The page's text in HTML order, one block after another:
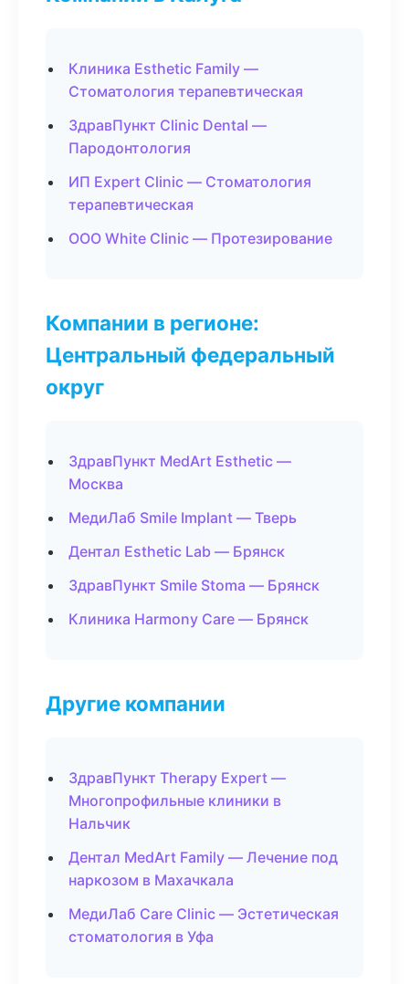
Клиника Esthetic Family —
Стоматология терапевтическая
ЗдравПункт Clinic Dental —
Пародонтология
ИП Expert Clinic — Стоматология
терапевтическая
ООО White Clinic — Протезирование
Компании в регионе:
Центральный федеральный
округ
ЗдравПункт MedArt Esthetic —
Москва
МедиЛаб Smile Implant — Тверь
Дентал Esthetic Lab — Брянск
ЗдравПункт Smile Stoma — Брянск
Клиника Harmony Care — Брянск
Другие компании
ЗдравПункт Therapy Expert —
Многопрофильные клиники в
Нальчик
Дентал MedArt Family — Лечение под
наркозом в Махачкала
МедиЛаб Care Clinic — Эстетическая
стоматология в Уфа